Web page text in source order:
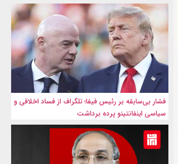
فشار بی‌سابقه بر رئیس فیفا؛ تلگراف از فساد اخلاقی و
سیاسی اینفانتینو پرده برداشت